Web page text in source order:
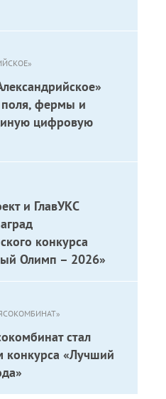
фермы и
цифровую
и ГлавУКС
конкурса
Олимп – 2026»
стал
конкурса «Лучший